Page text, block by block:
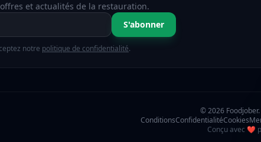
et actualités de la restauration.
S'abonner
notre politique de confidentialité.
© 2026
ConditionsConfidentialitéCookies
Conçu avec ❤